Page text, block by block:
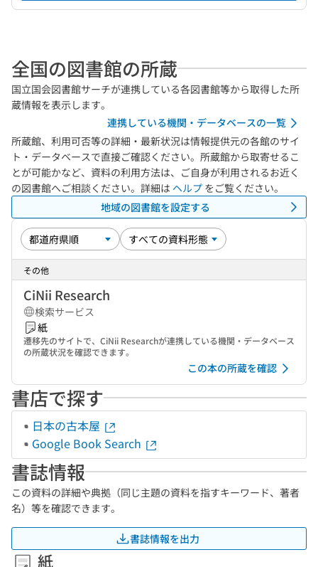
全国の図書館の所蔵
国立国会図書館サーチが連携している各図書館等から取得した所
蔵情報を表示します。
連携している機関・データベースの一覧
所蔵館、利用可否等の詳細・最新状況は情報提供元の各館のサイ
ト・データベースで直接ご確認ください。所蔵館から取寄せるこ
とが可能かなど、資料の利用方法は、ご自身が利用されるお近く
の図書館へご相談ください。詳細は ヘルプ をご覧ください。
地域の図書館を設定する
その他
CiNii Research
検索サービス
紙
遷移先のサイトで、CiNii Researchが連携している機関・データベース
の所蔵状況を確認できます。
この本の所蔵を確認
書店で探す
日本の古本屋
Google Book Search
書誌情報
この資料の詳細や典拠（同じ主題の資料を指すキーワード、著者
名）等を確認できます。
書誌情報を出力
紙